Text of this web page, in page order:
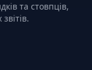
та стовпців,